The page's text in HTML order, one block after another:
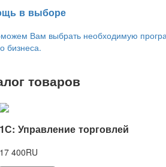
в выборе
Вам выбрать необходимую
бизнеса.
товаров
1С: Управление торговлей
17 400RU